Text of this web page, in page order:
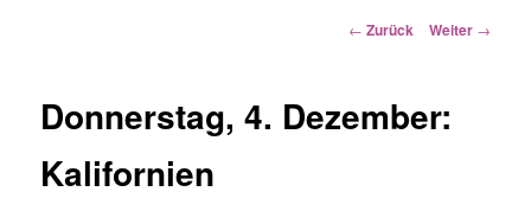
Beitrags-
← Zurück Weiter →
Donnerstag, 4. Dezember:
Kalifornien